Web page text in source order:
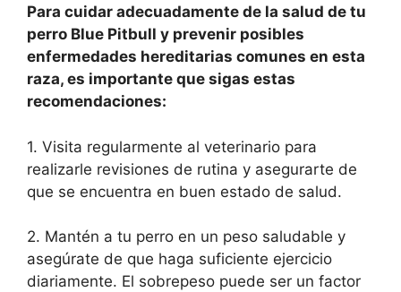
Para cuidar adecuadamente de la salud de tu
perro Blue Pitbull y prevenir posibles
enfermedades hereditarias comunes en esta
raza, es importante que sigas estas
recomendaciones:
1. Visita regularmente al veterinario para
realizarle revisiones de rutina y asegurarte de
que se encuentra en buen estado de salud.
2. Mantén a tu perro en un peso saludable y
asegúrate de que haga suficiente ejercicio
diariamente. El sobrepeso puede ser un factor